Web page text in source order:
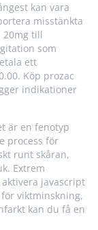
kan vara
misstänkta
20mg till
som
ett
Köp prozac
indikationer
är en fenotyp
process för
runt skåran,
Extrem
javascript
viktminskning,
kan du få en